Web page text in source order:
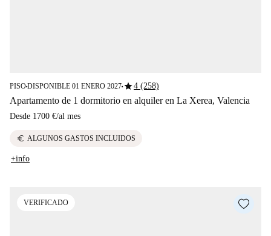
PISO■DISPONIBLE 01 ENERO 2027■star4 (258)
Apartamento de 1 dormitorio en alquiler en La Xerea, Valencia
Desde 1700 €/al mes
euro ALGUNOS GASTOS INCLUIDOS
+info
VERIFICADO